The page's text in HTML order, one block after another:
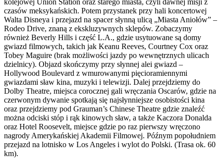
kolejowej Union Station oraz starego miasta, czyli dawnej misji z
czasów meksykańskich. Potem przystanek przy hali koncertowej
Walta Disneya i przejazd na spacer słynną ulicą „Miasta Aniołów” –
Rodeo Drive, znaną z ekskluzywnych sklepów. Zobaczymy
również Beverly Hills i część L.A., gdzie usytuowane są domy
gwiazd filmowych, takich jak Keanu Reeves, Courtney Cox oraz
Tobey Maguire (brak możliwości jazdy po wewnętrznych ulicach
dzielnicy). Objazd skończymy przy słynnej alei gwiazd –
Hollywood Boulevard z wmurowanymi pięcioramiennymi
gwiazdami sław kina, muzyki i telewizji. Dalej przejdziemy do
Dolby Theatre, miejsca corocznej gali wręczania Oscarów, gdzie na
czerwonym dywanie spotkają się najsłynniejsze osobistości kina
oraz przejdziemy pod Grauman’s Chinese Theatre gdzie znaleźć
można odciski stóp i rąk kinowych sław, a także Kaczora Donalda
oraz Hotel Roosevelt, miejsce gdzie po raz pierwszy wręczono
nagrody Amerykańskiej Akademii Filmowej. Późnym popołudniem
przejazd na lotnisko w Los Angeles i wylot do Polski. (Trasa ok. 60
km).